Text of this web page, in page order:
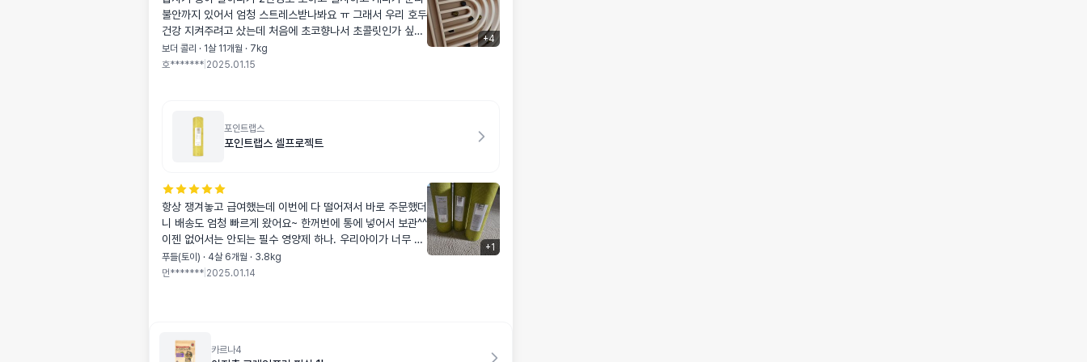
불안까지 있어서 엄청 스트레스받나봐요 ㅠ 그래서 우리 호두
건강 지켜주려고 샀는데 처음에 초코향나서 초콜릿인가 싶어
걱정했는데 향만 초코향이고 안에는 다르더라구요-! 물렁 할
줄 알았는데 생각보다 딱딱한 제형이라서 가위로 한 개 까서
니까 조금 나아져서 다행이고 꾸준히 먹여서 상태어떤지 더
지켜봐야겠어요 샘플용이라 5개 밖에 없지만 적응하라고 조
우리호두 변비였는데 .. 그리고 잠도잘자요 ㅋㅋㅋㅋㅋㅋ 좋
아요
보더 콜리 · 1살 11개월 · 7kg
호******* 2025.01.15
+4
포인트랩스
포인트랩스 셀프로젝트
항상 쟁겨놓고 급여했는데 이번에 다 떨어져서 바로 주문했더
니 배송도 엄청 빠르게 왔어요~ 한꺼번에 통에 넣어서 보관^^
이젠 없어서는 안되는 필수 영양제 하나. 우리아이가 너무 잘
먹어주니 좋아요 😀
푸들(토이) · 4살 6개월 · 3.8kg
먼******* 2025.01.14
+1
카르나4